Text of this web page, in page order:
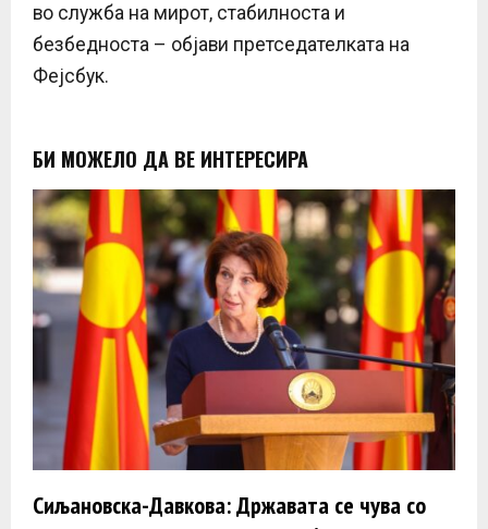
во служба на мирот, стабилноста и
безбедноста – објави претседателката на
Фејсбук.
БИ МОЖЕЛО ДА ВЕ ИНТЕРЕСИРА
Сиљановска-Давкова: Државата се чува со